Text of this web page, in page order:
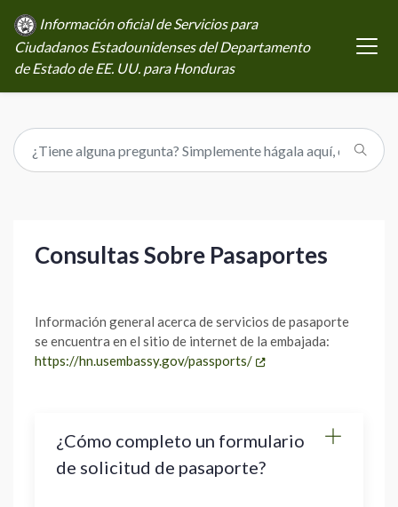
Información oficial de Servicios para
Ciudadanos Estadounidenses del Departamento
de Estado de EE. UU. para Honduras
Consultas Sobre Pasaportes
Información general acerca de servicios de pasaporte
se encuentra en el sitio de internet de la embajada:
https://hn.usembassy.gov/passports/
¿Cómo completo un formulario
de solicitud de pasaporte?